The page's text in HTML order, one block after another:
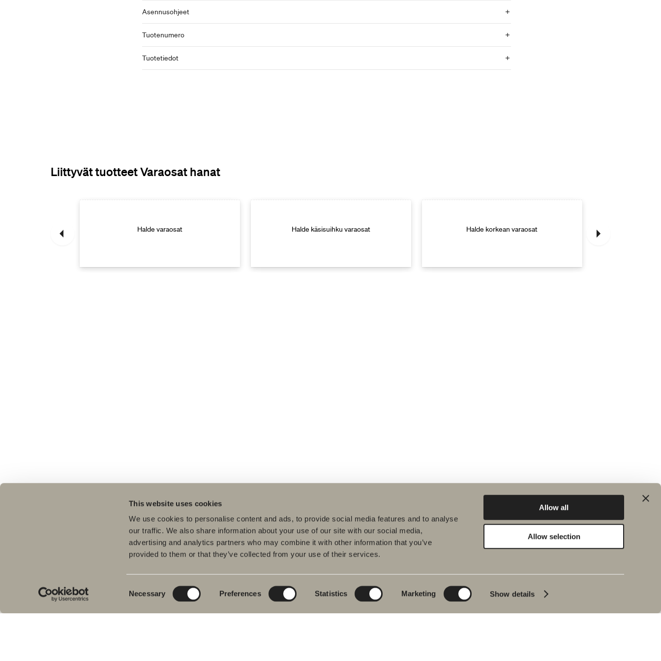
This website uses cookies
We use cookies to personalise content and ads, to provide social media features and to analyse
our traffic. We also share information about your use of our site with our social media,
advertising and analytics partners who may combine it with other information that you’ve
provided to them or that they’ve collected from your use of their services.
Selection
Necessary Preferences Statistics Marketing Show details
Allow all
Allow selection
Asennusohjeet
Tuotenumero
Tuotetiedot
Liittyvät tuotteet Varaosat hanat
Halde varaosat Halde käsisuihku varaosat Halde korkean varaosat
Meiltä löydät kaiken kerralla
kylpyhuoneeseen.
Kylpyhuonekalusteista, pesualtaista ja
hanoista suihkutilakalusteisiin,
kylpyammeisiin, pyyhekuivaimiin ja wc-
Tuotteet
Kylpyhuonekalusteet
Suihkutilakalusteet
Suihku- ja
Tuotesarjat
Poem Soft
Uutuuksia
kylpyhuoneeseen
Kalustesarjat
Graniittikeramiikka
Luo kylpyhuoneesi
Kylphuoneesi
Blueprint
Luo kylpyhuoneesi
Planet
Product
People
Kylpy&Huone
Lyijynmusta
Sisustusreportaasi